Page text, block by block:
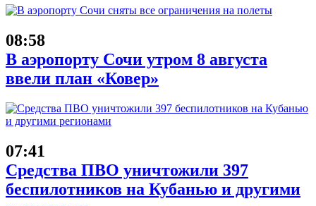
08:58
В аэропорту Сочи утром 8 августа
ввели план «Ковер»
07:41
Средства ПВО уничтожили 397
беспилотников на Кубанью и другими